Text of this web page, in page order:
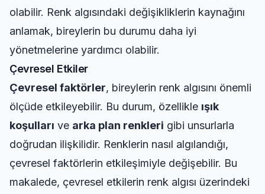
olabilir. Renk algısındaki değişikliklerin kaynağını
anlamak, bireylerin bu durumu daha iyi
yönetmelerine yardımcı olabilir.
Çevresel Etkiler
Çevresel faktörler, bireylerin renk algısını önemli
ölçüde etkileyebilir. Bu durum, özellikle ışık
koşulları ve arka plan renkleri gibi unsurlarla
doğrudan ilişkilidir. Renklerin nasıl algılandığı,
çevresel faktörlerin etkileşimiyle değişebilir. Bu
makalede, çevresel etkilerin renk algısı üzerindeki